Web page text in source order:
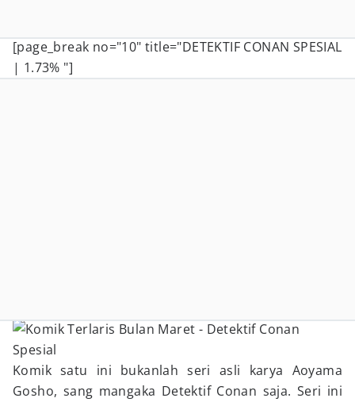
[page_break no="10" title="DETEKTIF CONAN SPESIAL
| 1.73% "]
Komik satu ini bukanlah seri asli karya Aoyama
Gosho, sang mangaka Detektif Conan saja. Seri ini